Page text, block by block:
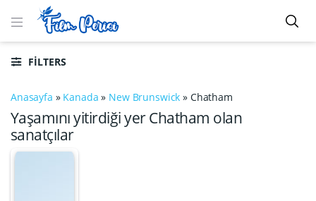
FILTERS
Anasayfa » Kanada » New Brunswick » Chatham
Yaşamını yitirdiği yer Chatham olan
sanatçılar